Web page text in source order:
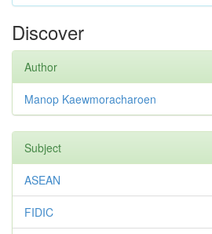
Discover
Author
Manop Kaewmoracharoen
Subject
ASEAN
FIDIC